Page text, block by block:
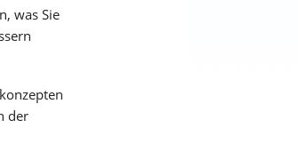
was Sie
der